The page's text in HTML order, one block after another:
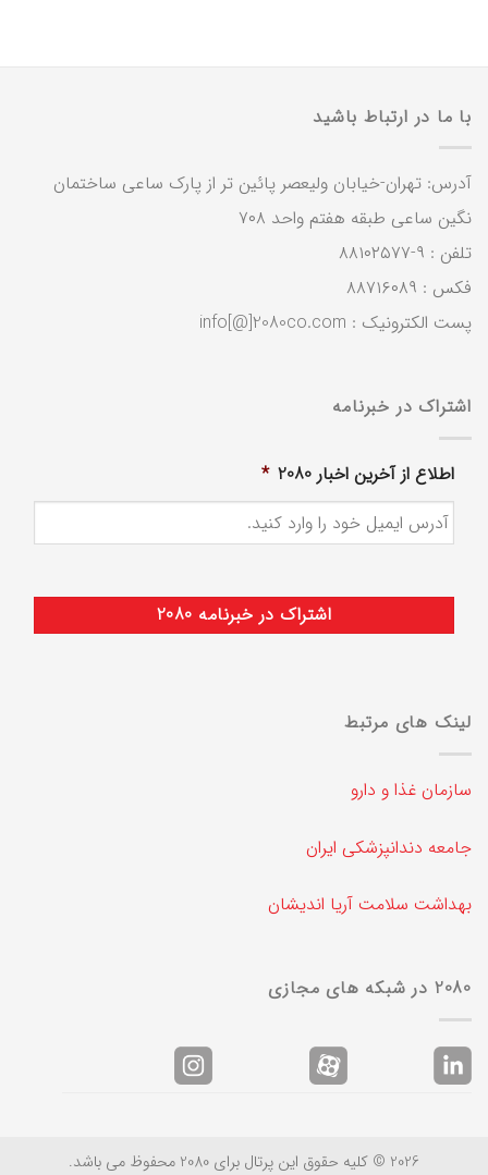
با ما در ارتباط باشید
آدرس: تهران-خیابان ولیعصر پائین تر از پارک ساعی ساختمان
نگین ساعی طبقه هفتم واحد ۷۰۸
تلفن : ۹-۸۸۱۰۲۵۷۷
فکس : ۸۸۷۱۶۰۸۹
پست الکترونیک : info[@]2080co.com
اشتراک در خبرنامه
اطلاع از آخرین اخبار 2080 *
لینک های مرتبط
سازمان غذا و دارو
جامعه دندانپزشکی ایران
بهداشت سلامت آریا اندیشان
2080 در شبکه های مجازی
2026 © کلیه حقوق این پرتال برای 2080 محفوظ می باشد.